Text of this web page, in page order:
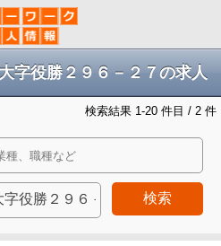
字役勝２９６－２７の求人
検索結果 1-20 件目 / 2 件
検索